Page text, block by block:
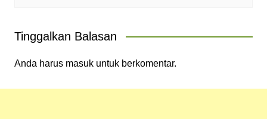
Tinggalkan Balasan
Anda harus masukuntuk berkomentar.